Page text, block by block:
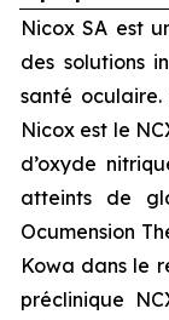
Nicox SA est
des solutions
santé
Nicox est le
d’oxyde
atteints de
Ocumension
Kowa dans le
préclinique